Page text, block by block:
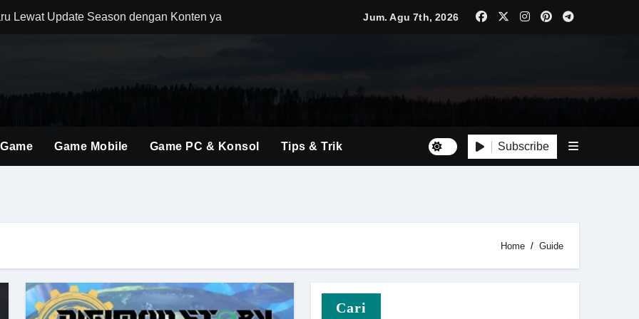
Lewat Update Season dengan Konten yang Lebih Segar
Berkat Pembaruan Gameplay dan Karakter Berkualitas
Shooter Modern dengan Dunia Pertempuran yang Lebih Luas
Material Monster Hunter Wilds dengan Teknik Gameplay Tepat
Jum. Agu 7th, 2026
Game Mobile Game PC & Konsol Tips & Trik Subscribe
Home Guide
Cari